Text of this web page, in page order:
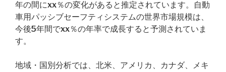
年の間にxx％の変化があると推定されています。自動
車用パッシブセーフティシステムの世界市場規模は、
今後5年間でxx％の年率で成長すると予測されていま
す。
地域・国別分析では、北米、アメリカ、カナダ、メキ